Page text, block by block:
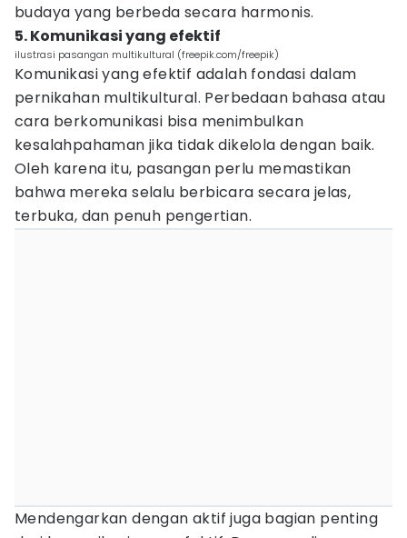
budaya yang berbeda secara harmonis.
5. Komunikasi yang efektif
ilustrasi pasangan multikultural (freepik.com/freepik)
Komunikasi yang efektif adalah fondasi dalam
pernikahan multikultural. Perbedaan bahasa atau
cara berkomunikasi bisa menimbulkan
kesalahpahaman jika tidak dikelola dengan baik.
Oleh karena itu, pasangan perlu memastikan
bahwa mereka selalu berbicara secara jelas,
terbuka, dan penuh pengertian.
Mendengarkan dengan aktif juga bagian penting